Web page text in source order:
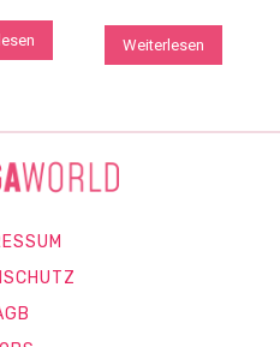
Weiterlesen